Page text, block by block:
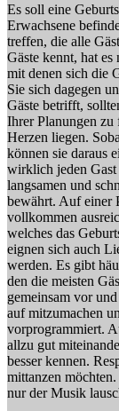
Es soll eine
Erwachsene
treffen, die alle
Gäste kennt, hat
mit denen sich die
Sie sich dagegen
Gäste betrifft,
Ihrer Planungen zu
Herzen liegen.
können sie daraus
wirklich jeden
langsamen und
bewährt. Auf einer
vollkommen
welches das
eignen sich auch
werden. Es gibt
den die meisten
gemeinsam vor
auf mitzumachen
vorprogrammiert.
allzu gut
besser kennen.
mittanzen
nur der Musik